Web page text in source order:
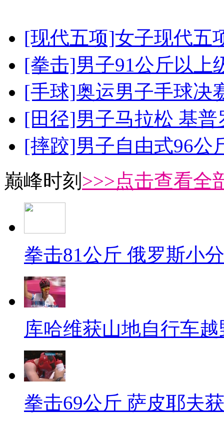
[现代五项]女子现代五
[拳击]男子91公斤以上
[手球]奥运男子手球决
[田径]男子马拉松 基
[摔跤]男子自由式96公
巅峰时刻 >>>点击查看全
拳击81公斤 俄罗斯小
库哈维获山地自行车
拳击69公斤 萨皮耶夫